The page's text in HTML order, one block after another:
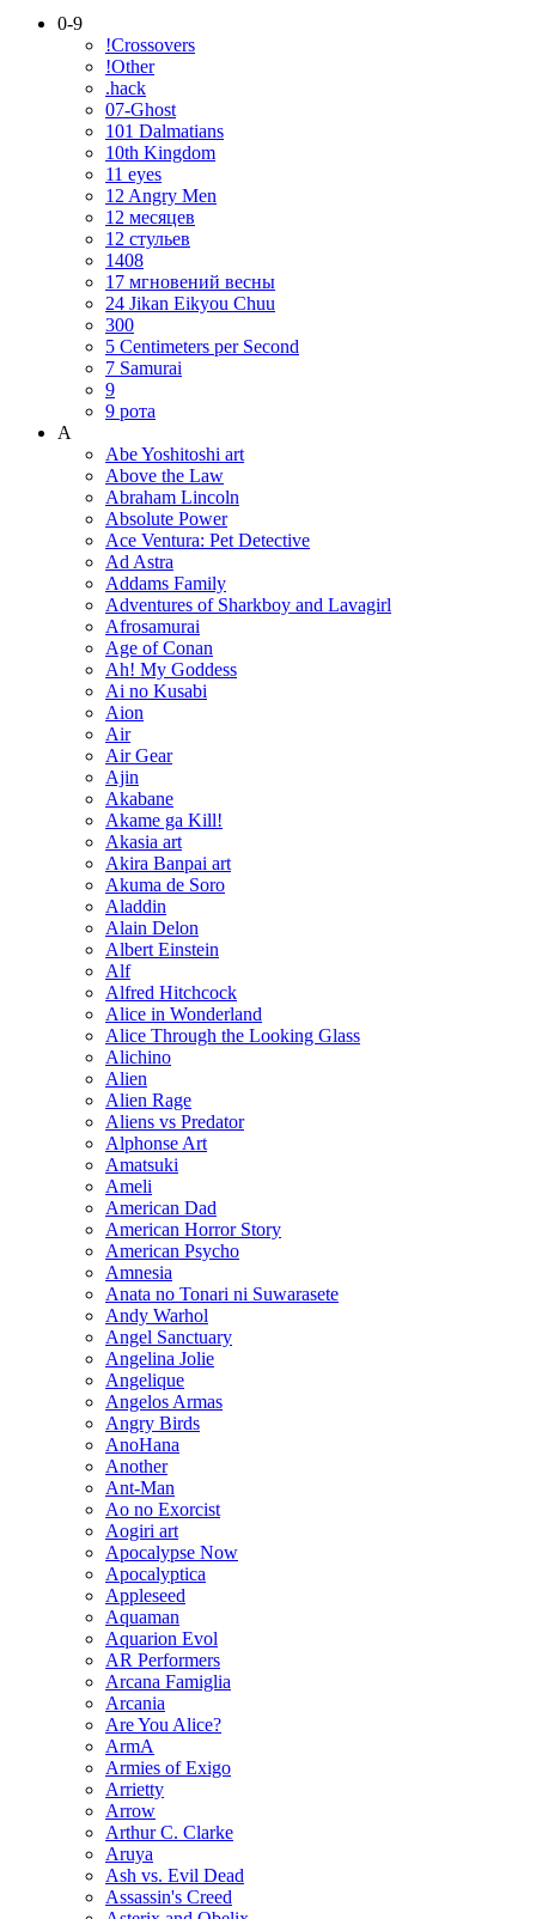
0-9
!Crossovers
!Other
.hack
07-Ghost
101 Dalmatians
10th Kingdom
11 eyes
12 Angry Men
12 месяцев
12 стульев
1408
17 мгновений весны
24 Jikan Eikyou Chuu
300
5 Centimeters per Second
7 Samurai
9
9 рота
A
Abe Yoshitoshi art
Above the Law
Abraham Lincoln
Absolute Power
Ace Ventura: Pet Detective
Ad Astra
Addams Family
Adventures of Sharkboy and Lavagirl
Afrosamurai
Age of Conan
Ah! My Goddess
Ai no Kusabi
Aion
Air
Air Gear
Ajin
Akabane
Akame ga Kill!
Akasia art
Akira Banpai art
Akuma de Soro
Aladdin
Alain Delon
Albert Einstein
Alf
Alfred Hitchcock
Alice in Wonderland
Alice Through the Looking Glass
Alichino
Alien
Alien Rage
Aliens vs Predator
Alphonse Art
Amatsuki
Ameli
American Dad
American Horror Story
American Psycho
Amnesia
Anata no Tonari ni Suwarasete
Andy Warhol
Angel Sanctuary
Angelina Jolie
Angelique
Angelos Armas
Angry Birds
AnoHana
Another
Ant-Man
Ao no Exorcist
Aogiri art
Apocalypse Now
Apocalyptica
Appleseed
Aquaman
Aquarion Evol
AR Performers
Arcana Famiglia
Arcania
Are You Alice?
ArmA
Armies of Exigo
Arrietty
Arrow
Arthur C. Clarke
Aruya
Ash vs. Evil Dead
Assassin's Creed